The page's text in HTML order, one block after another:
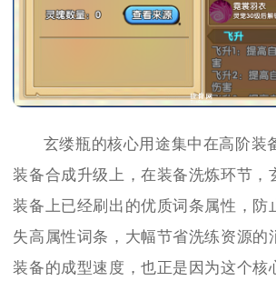
玄缕瓶的核心用途集中在高阶装
装备合成升级上，在装备洗炼环节，
装备上已经刷出的优质词条属性，防
失高属性词条，大幅节省洗练资源的
装备的成型速度，也正是因为这个核